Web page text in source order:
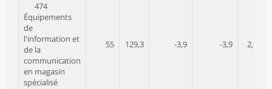
474
Équipements
de
l'information et
de la
communication
en magasin
spécialisé
55 129,3 -3,9 -3,9 2,9